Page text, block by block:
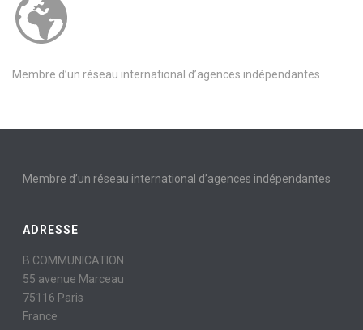
Membre d’un réseau international d’agences indépendantes
Membre d’un réseau international d’agences indépendantes
ADRESSE
B COMMUNICATION
55 avenue Marceau
75116 Paris
France